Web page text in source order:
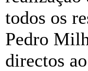
todos os
Pedro
directos